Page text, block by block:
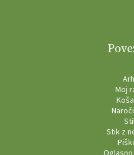
Moj
Stik z